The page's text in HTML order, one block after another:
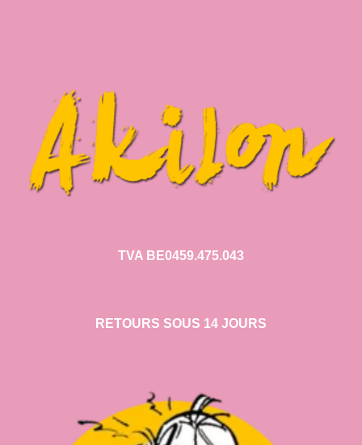
TVA BE0459.475.043
RETOURS SOUS 14 JOURS